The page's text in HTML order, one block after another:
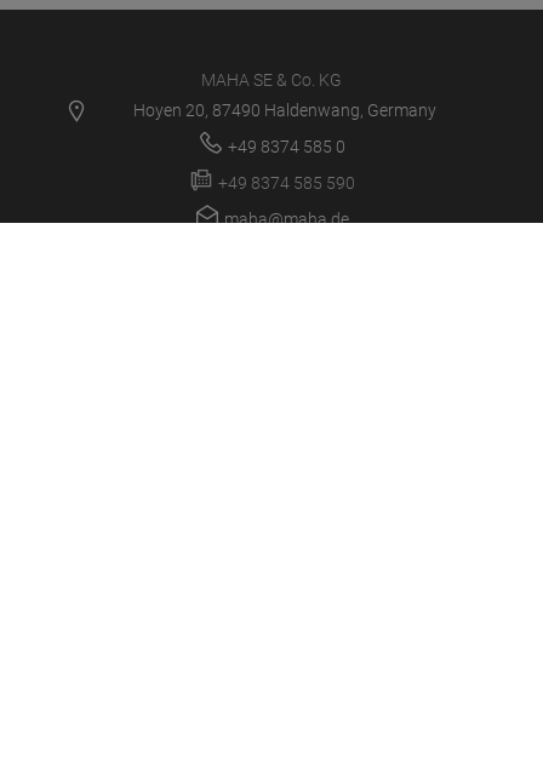
MAHA SE & Co. KG
Hoyen 20, 87490 Haldenwang, Germany
+49 8374 585 0
+49 8374 585 590
maha@maha.de